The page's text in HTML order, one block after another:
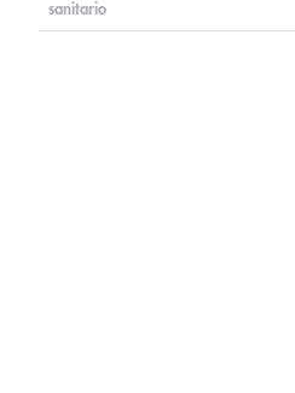
sanitario